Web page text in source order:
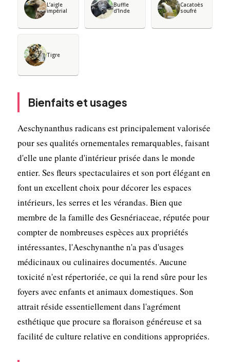
L’aigle
impérial
Buffle
d'Inde
Cacatoès
soufré
Tigre
Bienfaits et usages
Aeschynanthus radicans est principalement valorisée
pour ses qualités ornementales remarquables, faisant
d'elle une plante d'intérieur prisée dans le monde
entier. Ses fleurs spectaculaires et son port élégant en
font un excellent choix pour décorer les espaces
intérieurs, les serres et les vérandas. Bien que
membre de la famille des Gesnériaceae, réputée pour
compter de nombreuses espèces aux propriétés
intéressantes, l'Aeschynanthe n'a pas d'usages
médicinaux ou culinaires documentés. Aucune
toxicité n'est répertoriée, ce qui la rend sûre pour les
foyers avec enfants et animaux domestiques. Son
attrait réside essentiellement dans l'agrément
esthétique que procure sa floraison généreuse et sa
facilité de culture relative en conditions appropriées.